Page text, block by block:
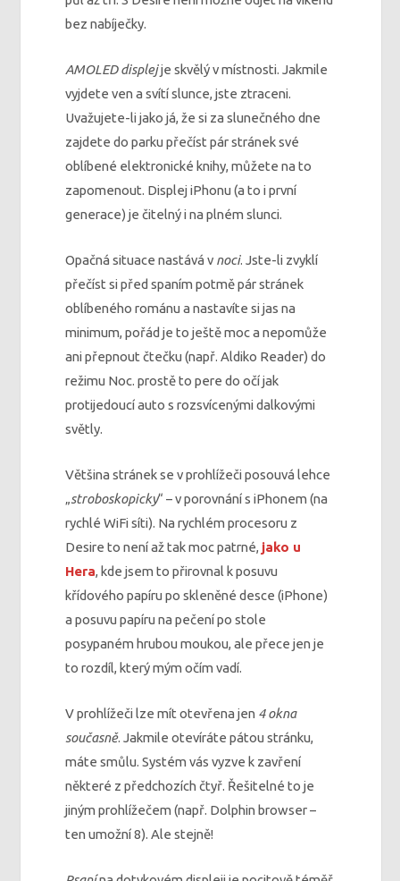
bez nabíječky.
AMOLED displejje skvělý v místnosti. Jakmile
vyjdete ven a svítí slunce, jste ztraceni.
Uvažujete-li jako já, že si za slunečného dne
zajdete do parku přečíst pár stránek své
oblíbené elektronické knihy, můžete na to
zapomenout. Displej iPhonu (a to i první
generace) je čitelný i na plném slunci.
Opačná situace nastává v noci. Jste-li zvyklí
přečíst si před spaním potmě pár stránek
oblíbeného románu a nastavíte si jas na
minimum, pořád je to ještě moc a nepomůže
ani přepnout čtečku (např. Aldiko Reader) do
režimu Noc. prostě to pere do očí jak
protijedoucí auto s rozsvícenými dalkovými
světly.
Většina stránek se v prohlížeči posouvá lehce
„stroboskopicky“ – v porovnání s iPhonem (na
rychlé WiFi síti). Na rychlém procesoru z
Desire to není až tak moc patrné, jako u
Hera, kde jsem to přirovnal k posuvu
křídového papíru po skleněné desce (iPhone)
a posuvu papíru na pečení po stole
posypaném hrubou moukou, ale přece jen je
to rozdíl, který mým očím vadí.
V prohlížeči lze mít otevřena jen 4 okna
současně. Jakmile otevíráte pátou stránku,
máte smůlu. Systém vás vyzve k zavření
některé z předchozích čtyř. Řešitelné to je
jiným prohlížečem (např. Dolphin browser –
ten umožní 8). Ale stejně!